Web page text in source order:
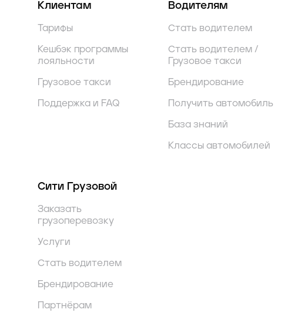
Клиентам
Тарифы
Кешбэк программы
лояльности
Грузовое такси
Поддержка и FAQ
Водителям
Стать водителем
Стать водителем /
Грузовое такси
Брендирование
Получить автомобиль
База знаний
Классы автомобилей
Сити Грузовой
Заказать
грузоперевозку
Услуги
Стать водителем
Брендирование
Партнёрам